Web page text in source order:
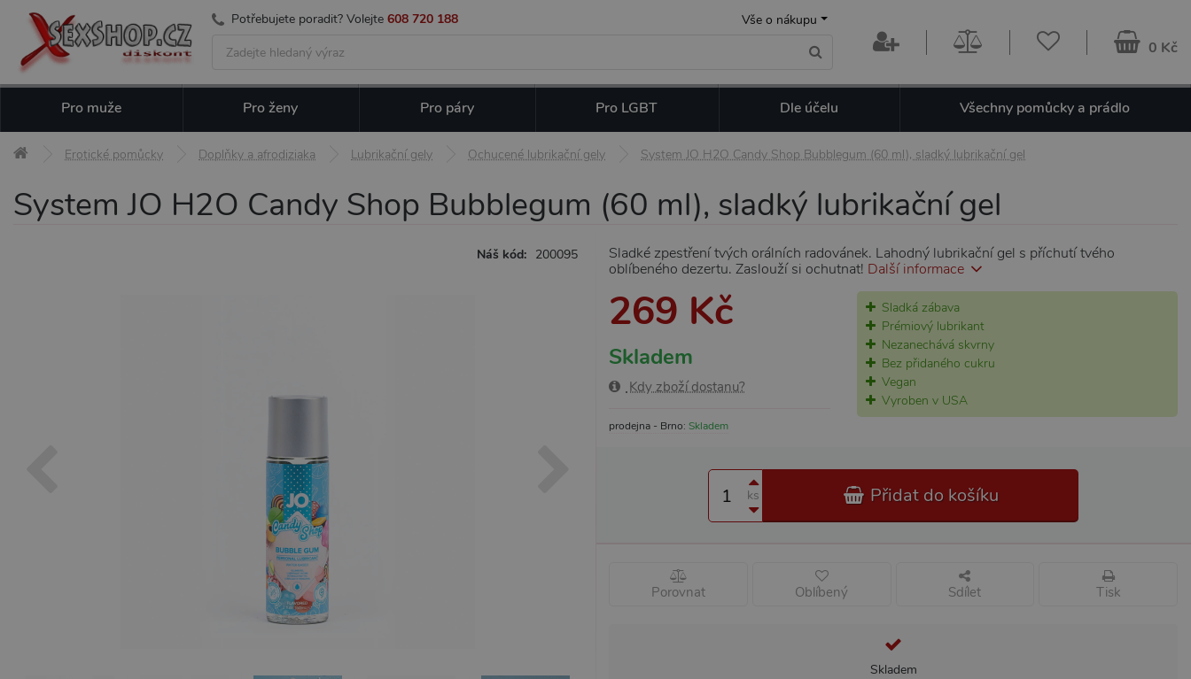
Potřebujete poradit? Volejte 608 720 188 Vše o nákupu
0 Kč
Pro muže Pro ženy Pro páry Pro LGBT Dle účelu Všechny pomůcky a prádlo
Erotické pomůcky Doplňky a afrodiziaka Lubrikační gely Ochucené lubrikační gely System JO H2O Candy Shop Bubblegum (60 ml), sladký lubrikační gel
System JO H2O Candy Shop Bubblegum (60 ml), sladký lubrikační gel
Náš kód: 200095
Sladké zpestření tvých orálních radovánek. Lahodný lubrikační gel s příchutí tvého
oblíbeného dezertu. Zaslouží si ochutnat! Další informace
269 Kč
Skladem
Kdy zboží dostanu?
prodejna - Brno: Skladem
Sladká zábava
Prémiový lubrikant
Nezanechává skvrny
Bez přidaného cukru
Vegan
Vyroben v USA
ks Přidat do košíku
Porovnat Oblíbený Sdílet Tisk
Skladem